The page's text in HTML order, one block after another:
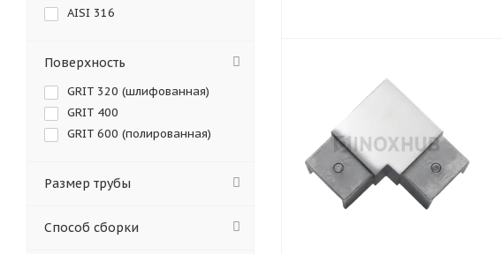
AISI 316
Поверхность
GRIT 320 (шлифованная)
GRIT 400
GRIT 600 (полированная)
Размер трубы
Способ сборки